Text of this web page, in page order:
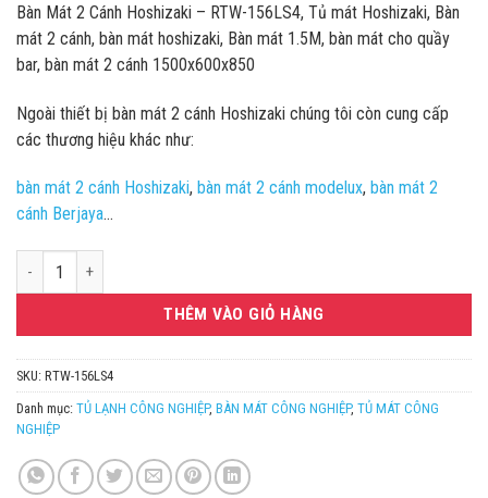
Bàn Mát 2 Cánh Hoshizaki – RTW-156LS4, Tủ mát Hoshizaki, Bàn
mát 2 cánh, bàn mát hoshizaki, Bàn mát 1.5M, bàn mát cho quầy
bar, bàn mát 2 cánh 1500x600x850
Ngoài thiết bị bàn mát 2 cánh Hoshizaki chúng tôi còn cung cấp
các thương hiệu khác như:
bàn mát 2 cánh Hoshizaki, bàn mát 2 cánh modelux, bàn mát 2
cánh Berjaya…
Bàn Mát 2 Cánh Hoshizaki - RTW-156LS4 số lượng
THÊM VÀO GIỎ HÀNG
SKU: RTW-156LS4
Danh mục: TỦ LẠNH CÔNG NGHIỆP, BÀN MÁT CÔNG NGHIỆP, TỦ MÁT CÔNG
NGHIỆP